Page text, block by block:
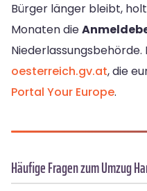
Bürger länger bleibt,
Monaten die
oesterreich.gv.at, die
Portal Your Europe.
Häufige Fragen zum Umzug